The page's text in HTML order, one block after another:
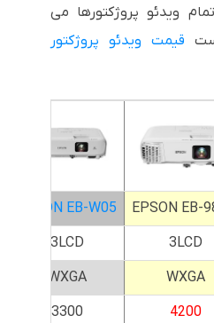
ویدئو پروژکتورها می
قیمت ویدئو پروژکتور
EPSON EB-
EPSON EB-W05
3LCD
3LCD
WXGA
WXGA
4200
3300